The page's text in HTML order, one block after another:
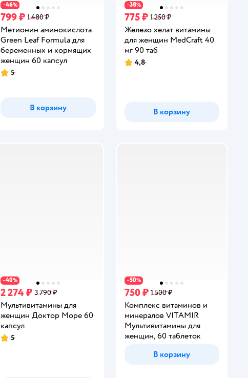
−46%
799 ₽ 1 480 ₽
Метионин аминокислота
Green Leaf Formula для
беременных и кормящих
женщин 60 капсул
Рейтинг:
5
В корзину
−38%
775 ₽ 1 250 ₽
Железо хелат витамины
для женщин MedCraft 40
мг 90 таб
Рейтинг:
4,8
В корзину
−40%
2 274 ₽ 3 790 ₽
Мультивитамины для
женщин Доктор Море 60
капсул
Рейтинг:
5
−50%
750 ₽ 1 500 ₽
Комплекс витаминов и
минералов VITAMIR
Мультивитамины для
женщин, 60 таблеток
В корзину